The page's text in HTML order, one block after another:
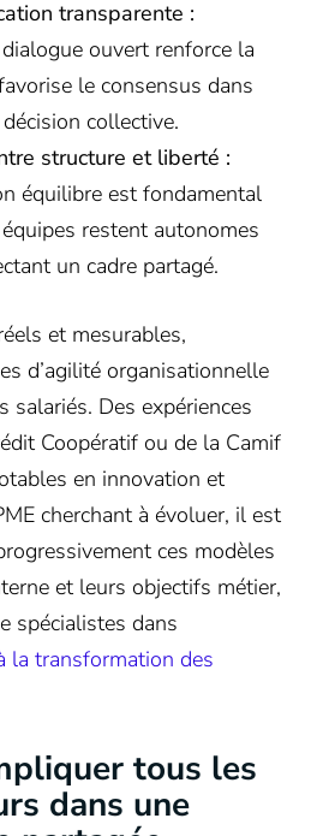
transparente :
ouvert renforce la
le consensus dans
collective.
structure et liberté :
équilibre est fondamental
restent autonomes
un cadre partagé.
et mesurables,
d’agilité organisationnelle
salariés. Des expériences
Coopératif ou de la Camif
en innovation et
cherchant à évoluer, il est
ces modèles
et leurs objectifs métier,
spécialistes dans
la transformation des
tous les
dans une